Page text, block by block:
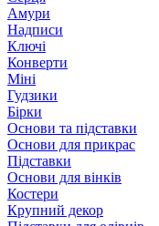
Амури
Надписи
Ключі
Конверти
Міні
Гудзики
Бірки
Основи та підставки
Основи для прикрас
Підставки
Основи для вінків
Костери
Крупний декор